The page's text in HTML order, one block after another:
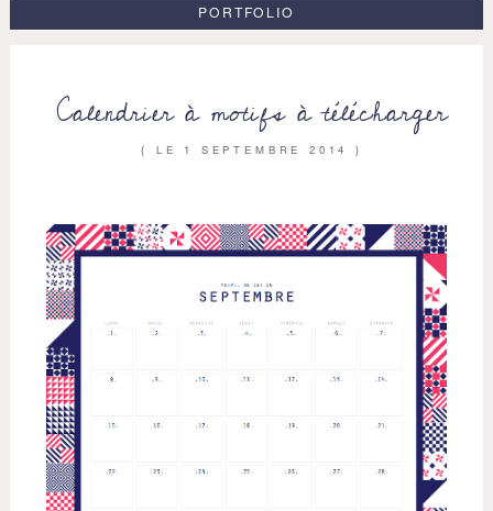
PORTFOLIO
Calendrier à motifs à télécharger
{ LE 1 SEPTEMBRE 2014 }